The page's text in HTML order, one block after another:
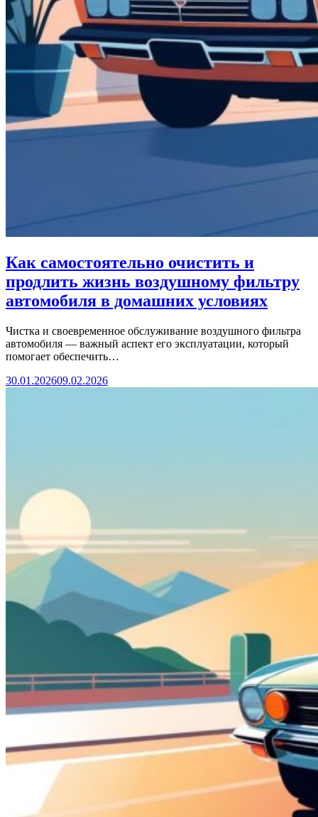
Как самостоятельно очистить и
продлить жизнь воздушному фильтру
автомобиля в домашних условиях
Чистка и своевременное обслуживание воздушного фильтра
автомобиля — важный аспект его эксплуатации, который
помогает обеспечить…
30.01.202609.02.2026